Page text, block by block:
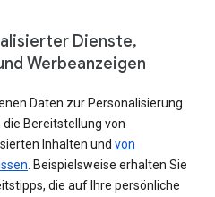
Dienste,
Werbeanzeigen
Daten zur Personalisierung
Bereitstellung von
Inhalten und von
. Beispielsweise erhalten Sie
die auf Ihre persönliche